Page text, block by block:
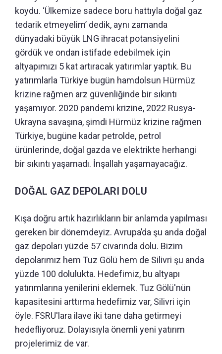
koydu. ‘Ülkemize sadece boru hattıyla doğal gaz
tedarik etmeyelim’ dedik, aynı zamanda
dünyadaki büyük LNG ihracat potansiyelini
gördük ve ondan istifade edebilmek için
altyapımızı 5 kat artıracak yatırımlar yaptık. Bu
yatırımlarla Türkiye bugün hamdolsun Hürmüz
krizine rağmen arz güvenliğinde bir sıkıntı
yaşamıyor. 2020 pandemi krizine, 2022 Rusya-
Ukrayna savaşına, şimdi Hürmüz krizine rağmen
Türkiye, bugüne kadar petrolde, petrol
ürünlerinde, doğal gazda ve elektrikte herhangi
bir sıkıntı yaşamadı. İnşallah yaşamayacağız.
DOĞAL GAZ DEPOLARI DOLU
Kışa doğru artık hazırlıkların bir anlamda yapılması
gereken bir dönemdeyiz. Avrupa’da şu anda doğal
gaz depoları yüzde 57 civarında dolu. Bizim
depolarımız hem Tuz Gölü hem de Silivri şu anda
yüzde 100 dolulukta. Hedefimiz, bu altyapı
yatırımlarına yenilerini eklemek. Tuz Gölü'nün
kapasitesini arttırma hedefimiz var, Silivri için
öyle. FSRU'lara ilave iki tane daha getirmeyi
hedefliyoruz. Dolayısıyla önemli yeni yatırım
projelerimiz de var.